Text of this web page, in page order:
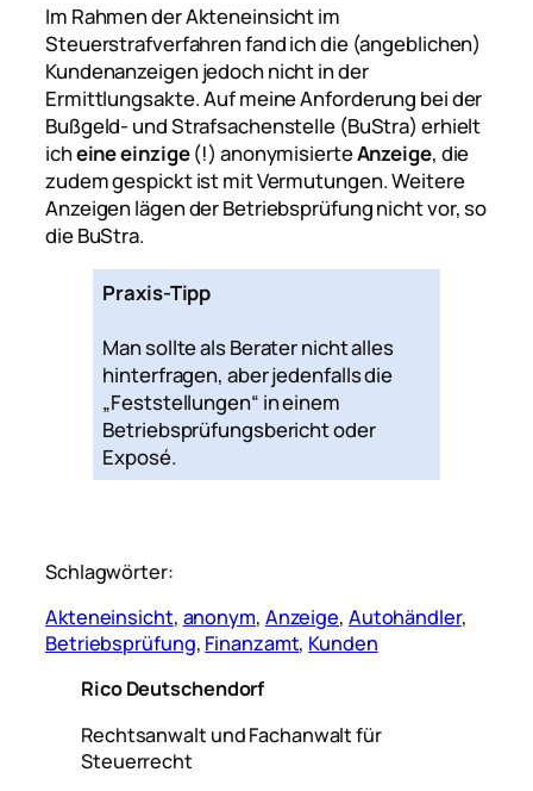
Im Rahmen der Akteneinsicht im
Steuerstrafverfahren fand ich die (angeblichen)
Kundenanzeigen jedoch nicht in der
Ermittlungsakte. Auf meine Anforderung bei der
Bußgeld- und Strafsachenstelle (BuStra) erhielt
icheine einzige(!) anonymisierteAnzeige, die
zudem gespickt ist mit Vermutungen. Weitere
Anzeigen lägen der Betriebsprüfung nicht vor, so
die BuStra.
Praxis-Tipp
Man sollte als Berater nicht alles
hinterfragen, aber jedenfalls die
„Feststellungen“ in einem
Betriebsprüfungsbericht oder
Exposé.
Schlagwörter:
Akteneinsicht, anonym, Anzeige, Autohändler
Betriebsprüfung, Finanzamt, Kunden
Rico Deutschendorf
Rechtsanwalt und Fachanwalt für
Steuerrecht